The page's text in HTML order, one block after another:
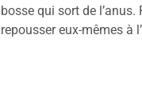
bosse qui sort de
repousser eux-mêmes à